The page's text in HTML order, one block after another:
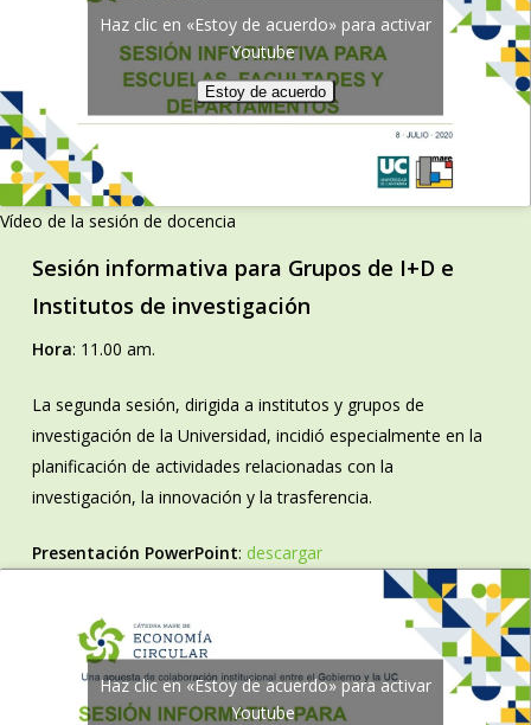
Haz clic en «Estoy de acuerdo» para activar
Youtube
Estoy de acuerdo
Vídeo de la sesión de docencia
Sesión informativa para Grupos de I+D e
Institutos de investigación
Hora: 11.00 am.
La segunda sesión, dirigida a institutos y grupos de
investigación de la Universidad, incidió especialmente en la
planificación de actividades relacionadas con la
investigación, la innovación y la trasferencia.
Presentación PowerPoint: descargar
Haz clic en «Estoy de acuerdo» para activar
Youtube